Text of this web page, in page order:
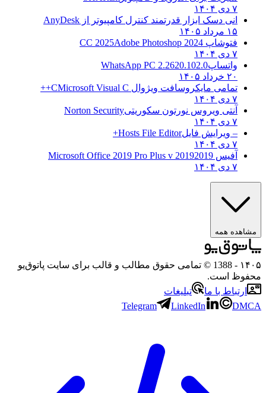
۷ دی ۱۴۰۴
انی دسک ابزار قدرتمند کنترل کامپیوتر از AnyDesk
۱۵ مرداد ۱۴۰۵
فتوشاپ CC 2025 Adobe Photoshop 2024
۷ دی ۱۴۰۴
واتساپWhatsApp PC 2.2620.102.0
۲۰ خرداد ۱۴۰۵
تمامی مایکروسافت ویژوال C Microsoft Visual C++
۷ دی ۱۴۰۴
آنتی ویروس نورتون سکوریتیNorton Security
۷ دی ۱۴۰۴
– ویرایش فایلHosts File Editor+
۷ دی ۱۴۰۴
آفیس 2019 2019 Microsoft Office 2019 Pro Plus v
۷ دی ۱۴۰۴
مشاهده همه
۱۴۰۵
- 1388 © تمامی حقوق مطالب و قالب برای سایت پاتوق‌یو
محفوظ است.
ارتباط با ما
تبلیغات
Telegram
LinkedIn DMCA